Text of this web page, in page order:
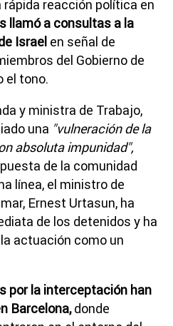
rápida reacción política en
llamó a consultas a la
Israel en señal de
del Gobierno de
el tono.
y ministra de Trabajo,
una "vulneración de la
absoluta impunidad",
de la comunidad
línea, el ministro de
Ernest Urtasun, ha
de los detenidos y ha
actuación como un
por la interceptación han
Barcelona,donde